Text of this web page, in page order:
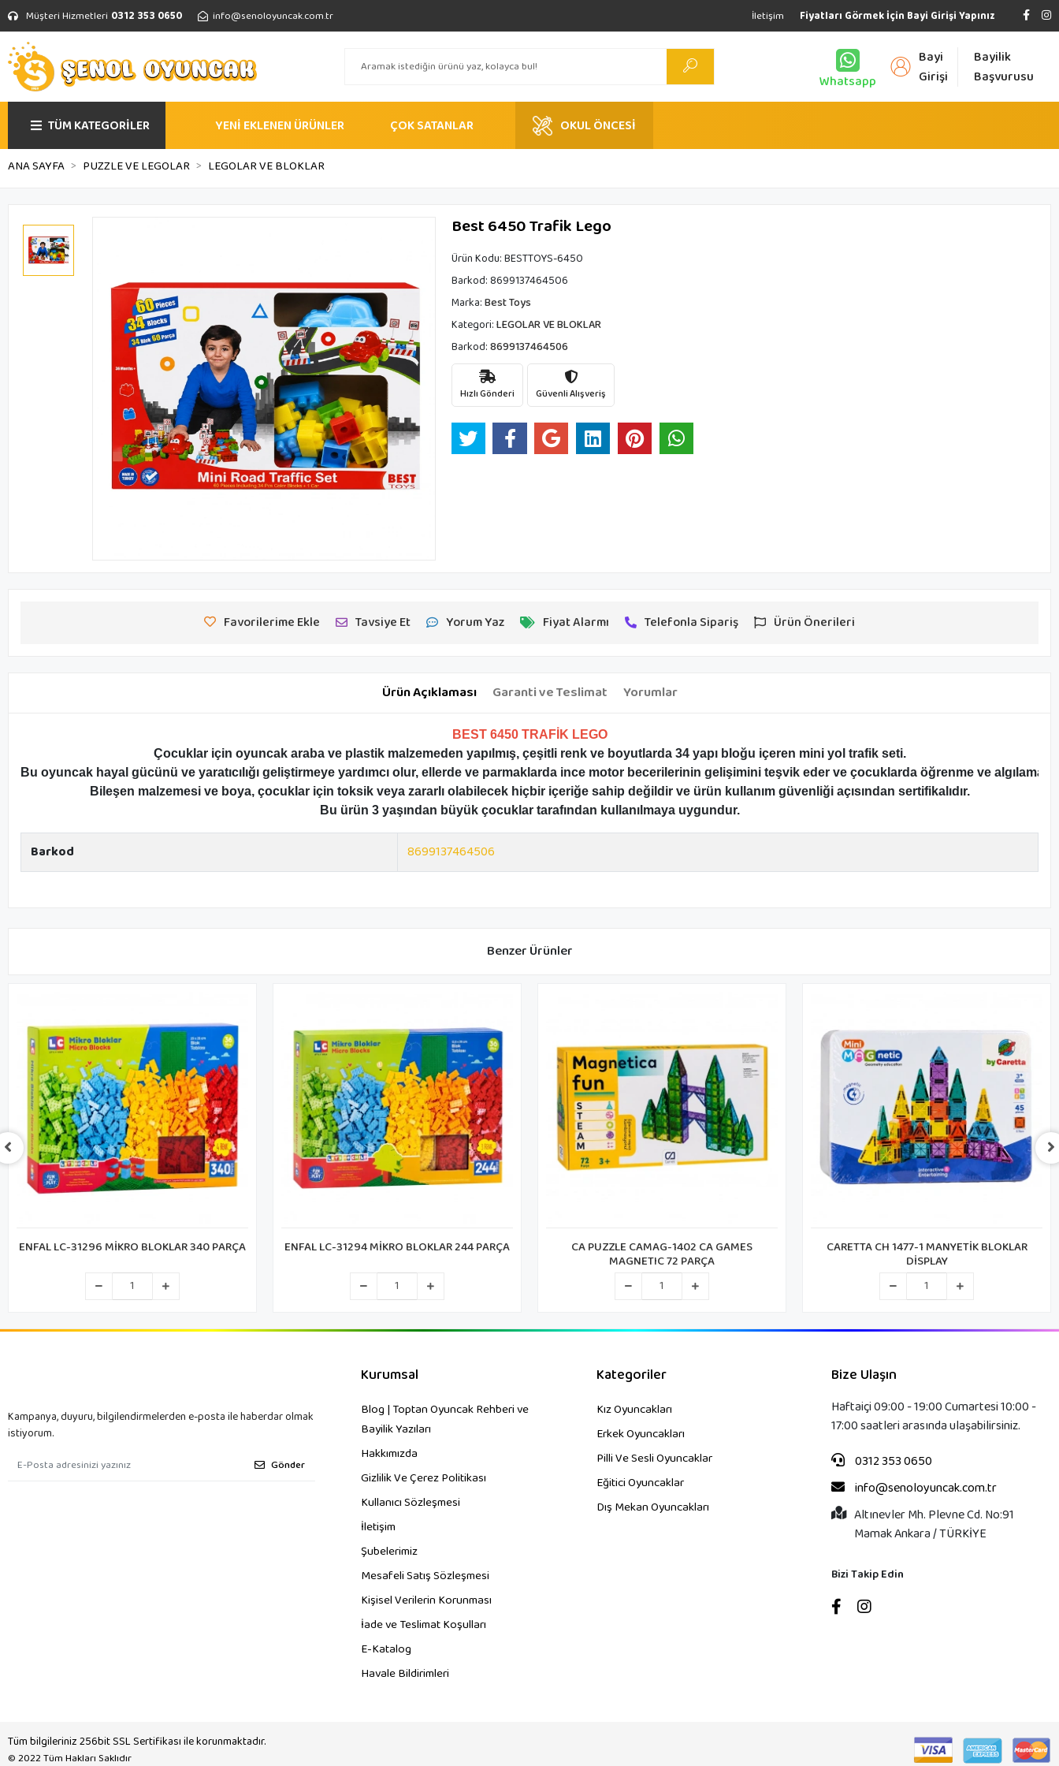
Müşteri Hizmetleri 0312 353 0650 info@senoloyuncak.com.tr Fiyatları Görmek İçin Bayi Girişi Yapınız
İletişim
Whatsapp
Bayi
Girişi
Bayilik
Başvurusu
TÜM KATEGORİLER YENİ EKLENEN ÜRÜNLER ÇOK SATANLAR OKUL ÖNCESİ
ANA SAYFA PUZZLE VE LEGOLAR LEGOLAR VE BLOKLAR
Best 6450 Trafik Lego
Ürün Kodu:BESTTOYS-6450
Barkod:8699137464506
Marka:Best Toys
Kategori:LEGOLAR VE BLOKLAR
Barkod:8699137464506
Hızlı Gönderi Güvenli Alışveriş
Favorilerime Ekle Tavsiye Et Yorum Yaz Fiyat Alarmı Telefonla Sipariş Ürün Önerileri
Ürün Açıklaması Garanti ve Teslimat Yorumlar
BEST 6450 TRAFİK LEGO
Çocuklar için oyuncak araba ve plastik malzemeden yapılmış, çeşitli renk ve boyutlarda 34 yapı bloğu içeren mini yol trafik seti.
Bu oyuncak hayal gücünü ve yaratıcılığı geliştirmeye yardımcı olur, ellerde ve parmaklarda ince motor becerilerinin gelişimini teşvik eder ve çocuklarda öğrenme ve algılama
Bileşen malzemesi ve boya, çocuklar için toksik veya zararlı olabilecek hiçbir içeriğe sahip değildir ve ürün kullanım güvenliği açısından sertifikalıdır.
Bu ürün 3 yaşından büyük çocuklar tarafından kullanılmaya uygundur.
Barkod 8699137464506
Benzer Ürünler
ENFAL LC-31294 MİKRO BLOKLAR 244 PARÇA CA PUZZLE CAMAG-1402 CA GAMES CARETTA CH 1477-1 MANYETİK BLOKLAR
DİSPLAY
CARETTA CH 1473-1 MANYETİK BLOKLAR
DİSPLAY
Kampanya, duyuru, bilgilendirmelerden e-posta ile haberdar olmak
istiyorum.
Gönder
Kurumsal
Blog | Toptan Oyuncak Rehberi ve
Bayilik Yazıları
Hakkımızda
Gizlilik Ve Çerez Politikası
Kullanıcı Sözleşmesi
İletişim
Şubelerimiz
Mesafeli Satış Sözleşmesi
Kişisel Verilerin Korunması
İade ve Teslimat Koşulları
E-Katalog
Havale Bildirimleri
Kategoriler
Kız Oyuncakları
Erkek Oyuncakları
Pilli Ve Sesli Oyuncaklar
Eğitici Oyuncaklar
Dış Mekan Oyuncakları
Bize Ulaşın
Haftaiçi 09:00 - 19:00 Cumartesi 10:00 -
17:00 saatleri arasında ulaşabilirsiniz.
0312 353 0650
info@senoloyuncak.com.tr
Altınevler Mh. Plevne Cd. No:91
Mamak Ankara / TÜRKİYE
Bizi Takip Edin
Tüm bilgileriniz 256bit SSL Sertifikası ile korunmaktadır.
© 2022Tüm Hakları Saklıdır